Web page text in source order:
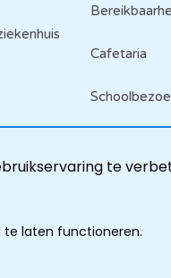
te
te laten functioneren.
Cafetaria